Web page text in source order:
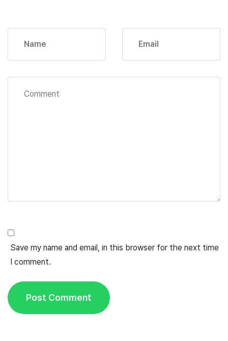
Save my name and email, in this browser for the next time
I comment.